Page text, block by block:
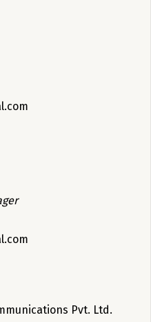
Pvt. Ltd.